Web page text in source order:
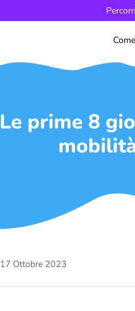
Le prime 8
17 Ottobre 2023